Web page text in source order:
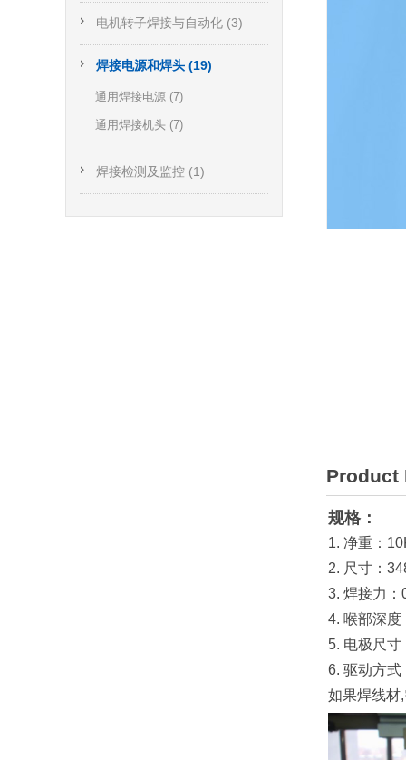
电机转子焊接与自动化 (3)
焊接电源和焊头 (19)
通用焊接电源 (7)
通用焊接机头 (7)
焊接检测及监控 (1)
Product
规格：
1. 净重：
2. 尺寸：
3. 焊接力：
4. 喉部深度
5. 电极尺寸
6. 驱动方式
如果焊线材